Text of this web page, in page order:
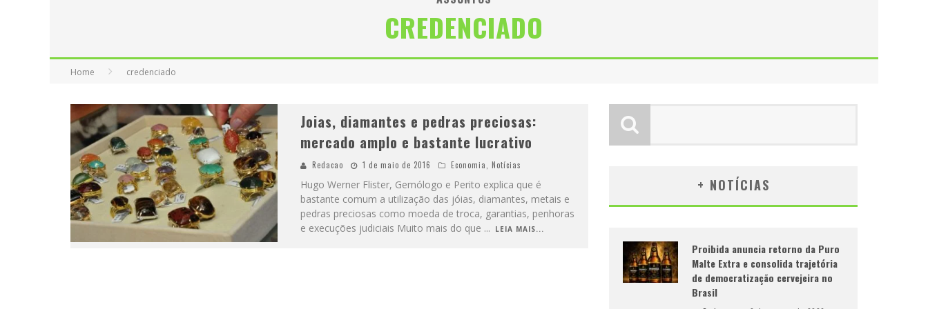
S
UCESSO ABSOLUTO: EXPOSETE 2026 ULTRAPASSA A MARCA DE 25 MIL INGRESSOS VENDIDOS EM APENAS UMA SEMANA
CREDENCIADO
Home credenciado
Joias, diamantes e pedras preciosas:
mercado amplo e bastante lucrativo
Redacao 1 de maio de 2016 Economia Notícias
Hugo Werner Flister, Gemólogo e Perito explica que é
bastante comum a utilização das jóias, diamantes, metais e
pedras preciosas como moeda de troca, garantias, penhoras
e execuções judiciais Muito mais do que ... LEIA MAIS...
+ NOTÍCIAS
Proibida anuncia retorno da Puro
Malte Extra e consolida trajetória
de democratização cervejeira no
Brasil